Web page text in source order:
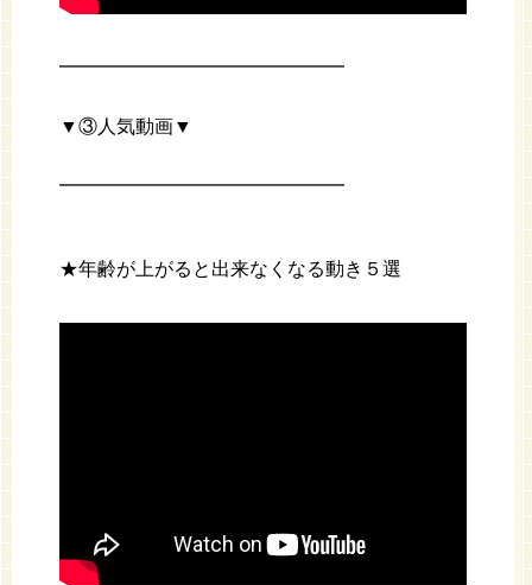
━━━━━━━━━━━━━━━
▼③人気動画▼
━━━━━━━━━━━━━━━
★年齢が上がると出来なくなる動き５選